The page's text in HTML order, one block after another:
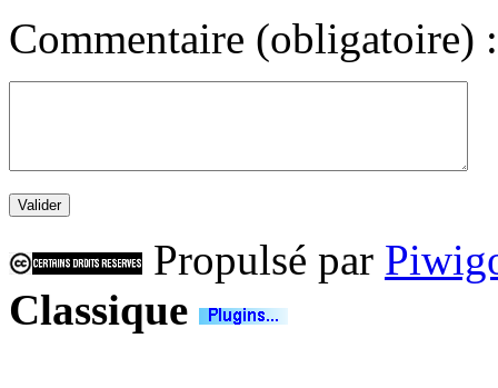
Commentaire (obligatoire) :
Propulsé par
Classique